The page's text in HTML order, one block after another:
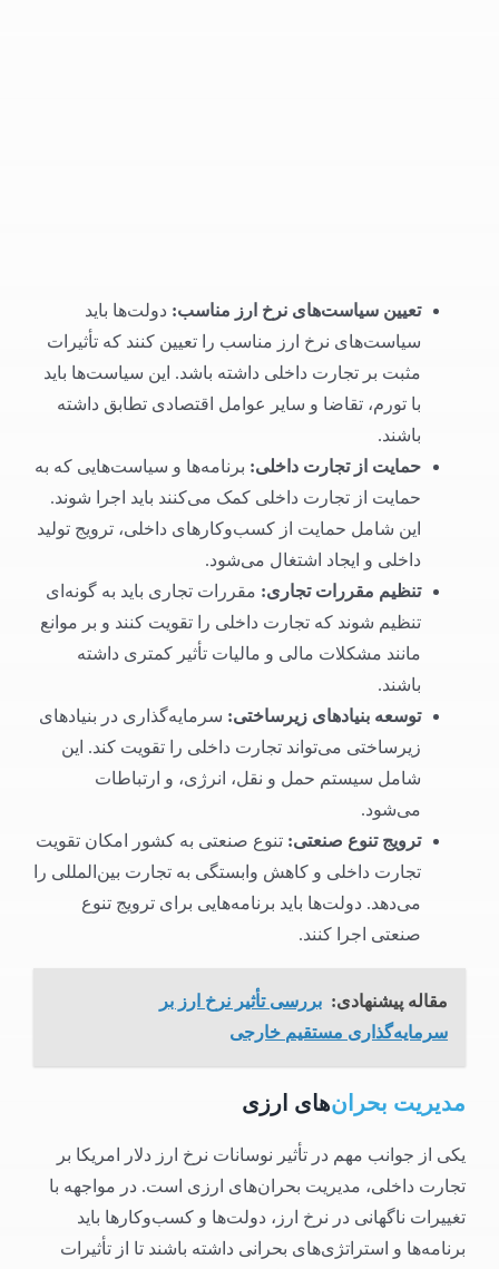
تعیین سیاست‌های نرخ ارز مناسب: دولت‌ها باید
سیاست‌های نرخ ارز مناسب را تعیین کنند که تأثیرات
مثبت بر تجارت داخلی داشته باشد. این سیاست‌ها باید
با تورم، تقاضا و سایر عوامل اقتصادی تطابق داشته
باشند.
حمایت از تجارت داخلی: برنامه‌ها و سیاست‌هایی که به
حمایت از تجارت داخلی کمک می‌کنند باید اجرا شوند.
این شامل حمایت از کسب‌وکارهای داخلی، ترویج تولید
داخلی و ایجاد اشتغال می‌شود.
تنظیم مقررات تجاری: مقررات تجاری باید به گونه‌ای
تنظیم شوند که تجارت داخلی را تقویت کنند و بر موانع
مانند مشکلات مالی و مالیات تأثیر کمتری داشته
باشند.
توسعه بنیادهای زیرساختی: سرمایه‌گذاری در بنیادهای
زیرساختی می‌تواند تجارت داخلی را تقویت کند. این
شامل سیستم حمل و نقل، انرژی، و ارتباطات
می‌شود.
ترویج تنوع صنعتی: تنوع صنعتی به کشور امکان تقویت
تجارت داخلی و کاهش وابستگی به تجارت بین‌المللی را
می‌دهد. دولت‌ها باید برنامه‌هایی برای ترویج تنوع
صنعتی اجرا کنند.
مقاله پیشنهادی: بررسی تأثیر نرخ ارز بر
سرمایه‌گذاری مستقیم خارجی
مدیریت بحران‌های ارزی
یکی از جوانب مهم در تأثیر نوسانات نرخ ارز دلار امریکا بر
تجارت داخلی، مدیریت بحران‌های ارزی است. در مواجهه با
تغییرات ناگهانی در نرخ ارز، دولت‌ها و کسب‌وکارها باید
برنامه‌ها و استراتژی‌های بحرانی داشته باشند تا از تأثیرات